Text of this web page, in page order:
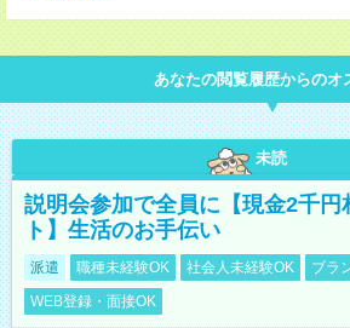
あなたの閲覧履歴からのオ
未読
説明会参加で全員に【現金2千円
ト】生活のお手伝い
派遣 職種未経験OK 社会人未経験OK
ブラ
WEB登録・面接OK